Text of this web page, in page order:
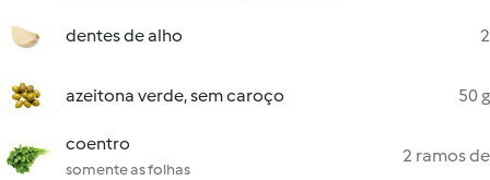
dentes de alho 2
azeitona verde, sem caroço 50 g
coentro
somente as folhas
2 ramos de